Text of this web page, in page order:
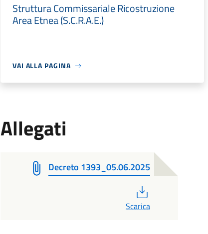
Struttura Commissariale Ricostruzione
Area Etnea (S.C.R.A.E.)
VAI ALLA PAGINA
Allegati
Decreto 1393_05.06.2025
Scarica